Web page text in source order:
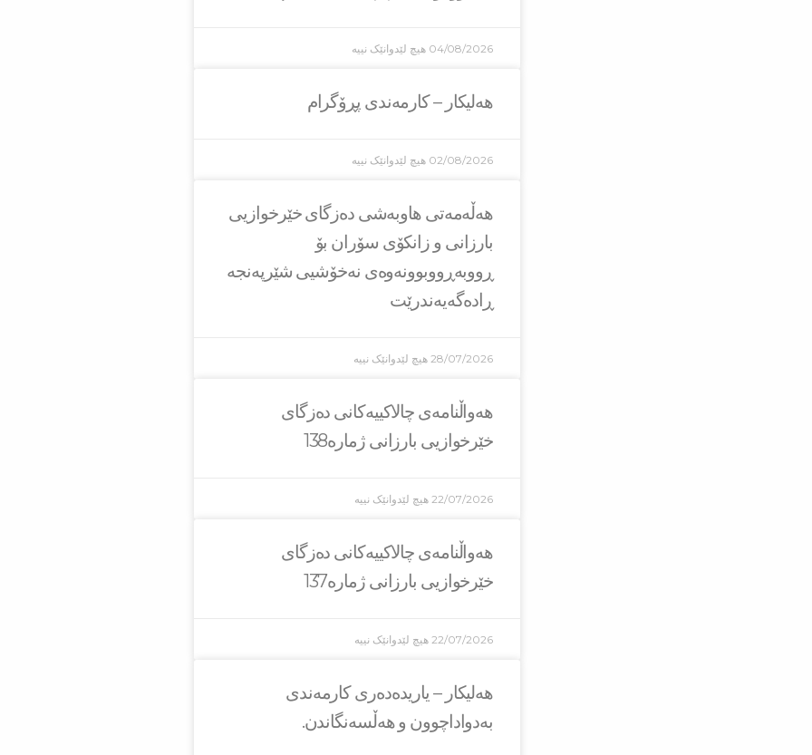
04/08/2026 هیچ لێدوانێک نییە
هەلیکار – کارمەندی پڕۆگرام
02/08/2026 هیچ لێدوانێک نییە
هه‌ڵه‌مه‌تی هاو‌به‌شی ده‌زگای خێرخوازیی
بارزانی و زانكۆی سۆران بۆ
ڕووبه‌ڕووبوونه‌وه‌ی نه‌خۆشیی شێرپه‌نجه‌
ڕاده‌گه‌یه‌ندرێت
28/07/2026 هیچ لێدوانێک نییە
هەواڵنامەی چالاکییەکانی دەزگای
خێرخوازیی بارزانی ژمارە138
22/07/2026 هیچ لێدوانێک نییە
هەواڵنامەی چالاکییەکانی دەزگای
خێرخوازیی بارزانی ژمارە137
22/07/2026 هیچ لێدوانێک نییە
هەلیکار – یاریدەدەری کارمەندی
بەدواداچوون و هەڵسەنگاندن.